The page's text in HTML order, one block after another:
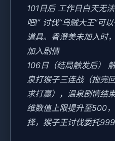
101日后 工作日白天无
吧!” 讨伐“乌贼大王”可
道具。香澄美未加入时
加入剧情
106日（结局触发后）
泉打猴子三连战（拖完
求打赢），温泉剧情结
维数值上限提升至500
择，猴子王讨伐委托999